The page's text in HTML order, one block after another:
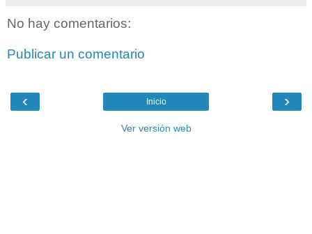
No hay comentarios:
Publicar un comentario
‹ ›
Inicio
Ver versión web